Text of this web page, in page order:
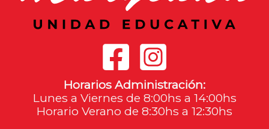
Horarios Administración:
Lunes a Viernes de 8:00hs a 14:00hs
Horario Verano de 8:30hs a 12:30hs